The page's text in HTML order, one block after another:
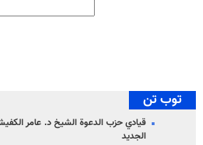
توب تن
قيادي حزب الدعوة الشيخ د. عامر
الجديد